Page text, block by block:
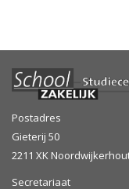
Postadres
Gieterij 50
2211 XK
Secretariaat